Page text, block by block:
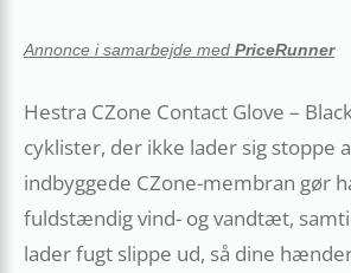
Annonce i samarbejde med PriceRunner
Hestra CZone Contact Glove –
cyklister, der ikke lader sig stoppe
indbyggede CZone-membran gør
fuldstændig vind- og vandtæt,
lader fugt slippe ud, så dine